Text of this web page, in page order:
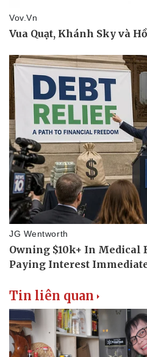
Thể thao
Bóng đá
Lịch thi đấu bóng đá
Thế giới thể thao
eSports
Hậu trường
Tin liên quan